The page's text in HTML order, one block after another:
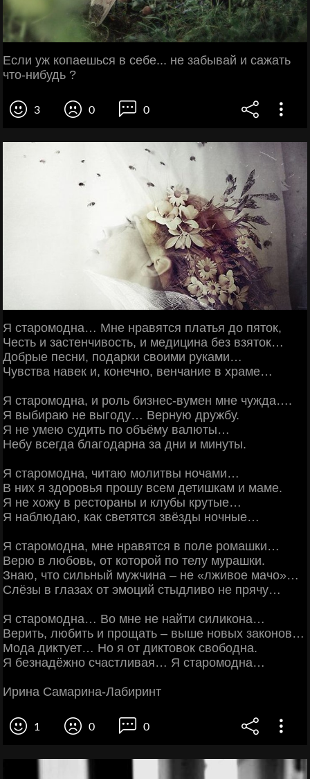
Если уж копаешься в себе... не забывай и сажать
что-нибудь ?
3 0 0
Я старомодна… Мне нравятся платья до пяток,
Честь и застенчивость, и медицина без взяток…
Добрые песни, подарки своими руками…
Чувства навек и, конечно, венчание в храме…
Я старомодна, и роль бизнес-вумен мне чужда….
Я выбираю не выгоду… Верную дружбу.
Я не умею судить по объёму валюты…
Небу всегда благодарна за дни и минуты.
Я старомодна, читаю молитвы ночами…
В них я здоровья прошу всем детишкам и маме.
Я не хожу в рестораны и клубы крутые…
Я наблюдаю, как светятся звёзды ночные…
Я старомодна, мне нравятся в поле ромашки…
Верю в любовь, от которой по телу мурашки.
Знаю, что сильный мужчина – не «лживое мачо»…
Слёзы в глазах от эмоций стыдливо не прячу…
Я старомодна… Во мне не найти силикона…
Верить, любить и прощать – выше новых законов…
Мода диктует… Но я от диктовок свободна.
Я безнадёжно счастливая… Я старомодна…
Ирина Самарина-Лабиринт
1 0 0